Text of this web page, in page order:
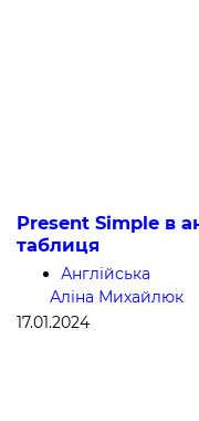
Present Simple в
таблиця
Англійська
Аліна Михайлюк
17.01.2024